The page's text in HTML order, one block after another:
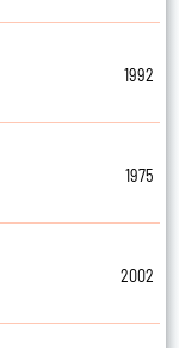
1992
1975
2002